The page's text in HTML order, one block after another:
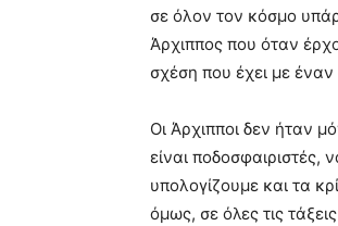
σε όλον τον κόσμο
Άρχιππος που όταν
σχέση που έχει με
Οι Άρχιπποι δεν ήταν
είναι ποδοσφαιριστές,
υπολογίζουμε και τα
όμως, σε όλες τις